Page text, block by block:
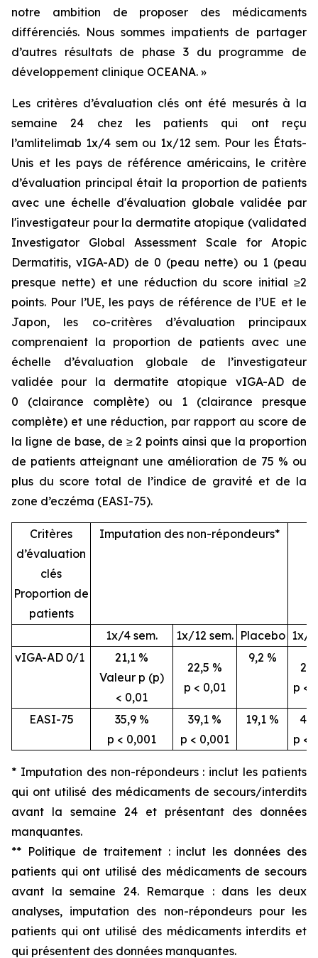
notre ambition de proposer des médicaments
différenciés. Nous sommes impatients de partager
d’autres résultats de phase 3 du programme de
développement clinique OCEANA. »
Les critères d’évaluation clés ont été mesurés à la
semaine 24 chez les patients qui ont reçu
l’amlitelimab 1x/4 sem ou 1x/12 sem. Pour les États-
Unis et les pays de référence américains, le critère
d’évaluation principal était la proportion de patients
avec une échelle d'évaluation globale validée par
l'investigateur pour la dermatite atopique (validated
Investigator Global Assessment Scale for Atopic
Dermatitis, vIGA-AD) de 0 (peau nette) ou 1 (peau
presque nette) et une réduction du score initial ≥2
points. Pour l’UE, les pays de référence de l’UE et le
Japon, les co-critères d’évaluation principaux
comprenaient la proportion de patients avec une
échelle d’évaluation globale de l’investigateur
validée pour la dermatite atopique vIGA-AD de
0 (clairance complète) ou 1 (clairance presque
complète) et une réduction, par rapport au score de
la ligne de base, de ≥ 2 points ainsi que la proportion
de patients atteignant une amélioration de 75 % ou
plus du score total de l’indice de gravité et de la
zone d’eczéma (EASI-75).
Critères
d’évaluation
clés
Proportion de
patients
Imputation des non-répondeurs*
1x/4 sem. 1x/12 sem. Placebo 1x/4
vIGA-AD 0/1
21,1 %
Valeur p (p)
< 0,01
22,5 %
p < 0,01
9,2 %
p <
EASI-75
35,9 %
p < 0,001
39,1 %
p < 0,001
19,1 %
p <
* Imputation des non-répondeurs : inclut les patients
qui ont utilisé des médicaments de secours/interdits
avant la semaine 24 et présentant des données
manquantes.
** Politique de traitement : inclut les données des
patients qui ont utilisé des médicaments de secours
avant la semaine 24. Remarque : dans les deux
analyses, imputation des non-répondeurs pour les
patients qui ont utilisé des médicaments interdits et
qui présentent des données manquantes.